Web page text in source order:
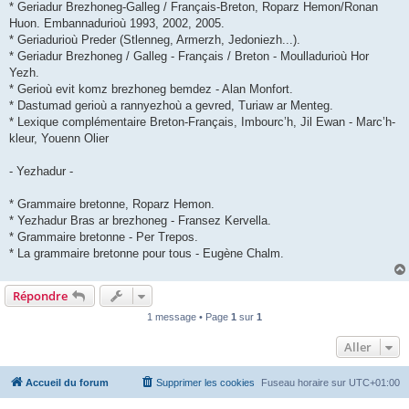
* Geriadur Brezhoneg-Galleg / Français-Breton, Roparz Hemon/Ronan
Huon. Embannadurioù 1993, 2002, 2005.
* Geriadurioù Preder (Stlenneg, Armerzh, Jedoniezh...).
* Geriadur Brezhoneg / Galleg - Français / Breton - Moulladurioù Hor
Yezh.
* Gerioù evit komz brezhoneg bemdez - Alan Monfort.
* Dastumad gerioù a rannyezhoù a gevred, Turiaw ar Menteg.
* Lexique complémentaire Breton-Français, Imbourc’h, Jil Ewan - Marc’h-
kleur, Youenn Olier
- Yezhadur -
* Grammaire bretonne, Roparz Hemon.
* Yezhadur Bras ar brezhoneg - Fransez Kervella.
* Grammaire bretonne - Per Trepos.
* La grammaire bretonne pour tous - Eugène Chalm.
Répondre
1 message • Page 1 sur 1
Aller
Accueil du forum Fuseau horaire sur UTC+01:00
Supprimer les cookies